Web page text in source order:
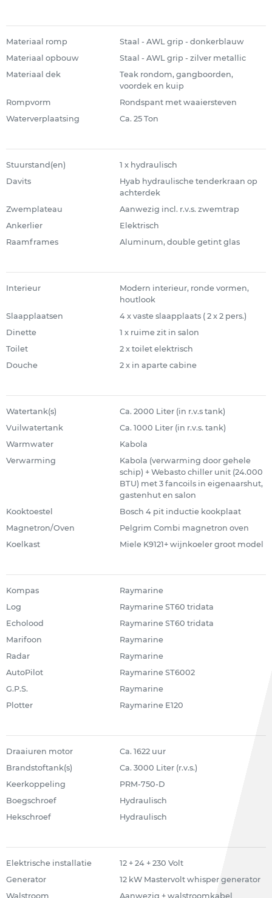
Materiaal romp
Staal - AWL grip - donkerblauw
Materiaal opbouw
Staal - AWL grip - zilver metallic
Materiaal dek
Teak rondom, gangboorden,
voordek en kuip
Rompvorm
Rondspant met waaiersteven
Waterverplaatsing
Ca. 25 Ton
Stuurstand(en)
1 x hydraulisch
Davits
Hyab hydraulische tenderkraan op
achterdek
Zwemplateau
Aanwezig incl. r.v.s. zwemtrap
Ankerlier
Elektrisch
Raamframes
Aluminum, double getint glas
Interieur
Modern interieur, ronde vormen,
houtlook
Slaapplaatsen
4 x vaste slaapplaats ( 2 x 2 pers.)
Dinette
1 x ruime zit in salon
Toilet
2 x toilet elektrisch
Douche
2 x in aparte cabine
Watertank(s)
Ca. 2000 Liter (in r.v.s tank)
Vuilwatertank
Ca. 1000 Liter (in r.v.s. tank)
Warmwater
Kabola
Verwarming
Kabola (verwarming door gehele
schip) + Webasto chiller unit (24.000
BTU) met 3 fancoils in eigenaarshut,
gastenhut en salon
Kooktoestel
Bosch 4 pit inductie kookplaat
Magnetron/Oven
Pelgrim Combi magnetron oven
Koelkast
Miele K9121+ wijnkoeler groot model
Kompas
Raymarine
Log
Raymarine ST60 tridata
Echolood
Raymarine ST60 tridata
Marifoon
Raymarine
Radar
Raymarine
AutoPilot
Raymarine ST6002
G.P.S.
Raymarine
Plotter
Raymarine E120
Draaiuren motor
Ca. 1622 uur
Brandstoftank(s)
Ca. 3000 Liter (r.v.s.)
Keerkoppeling
PRM-750-D
Boegschroef
Hydraulisch
Hekschroef
Hydraulisch
Elektrische installatie
12 + 24 + 230 Volt
Generator
12 kW Mastervolt whisper generator
Walstroom
Aanwezig + walstroomkabel